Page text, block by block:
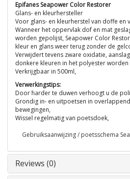
Epifanes Seapower Color Restorer
Glans- en kleurhersteller
Voor glans- en kleurherstel van doffe en
Wanneer het oppervlak dof en mat
worden gepolijst, Seapower Color
kleur en glans weer terug zonder de
Verwijdert tevens zware oxidatie,
donkere kleuren in het polyester worden
Verkrijgbaar in 500ml,
Verwerkingstips:
Door harder te duwen verhoogt u de
Grondig in- en uitpoetsen in
bewegingen,
Wissel regelmatig van poetsdoek,
Gebruiksaanwijzing / poetsschema
Reviews (0)